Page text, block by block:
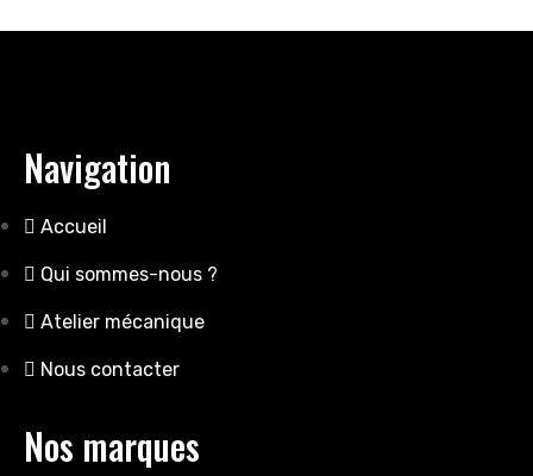
Navigation
Accueil
Qui sommes-nous ?
Atelier mécanique
Nous contacter
Nos marques